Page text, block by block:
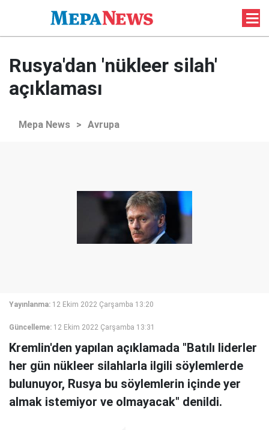
Rusya'dan 'nükleer silah'
açıklaması
Mepa News > Avrupa
Yayınlanma: 12 Ekim 2022 Çarşamba 13:20
Güncelleme: 12 Ekim 2022 Çarşamba 13:31
Kremlin'den yapılan açıklamada "Batılı liderler
her gün nükleer silahlarla ilgili söylemlerde
bulunuyor, Rusya bu söylemlerin içinde yer
almak istemiyor ve olmayacak" denildi.